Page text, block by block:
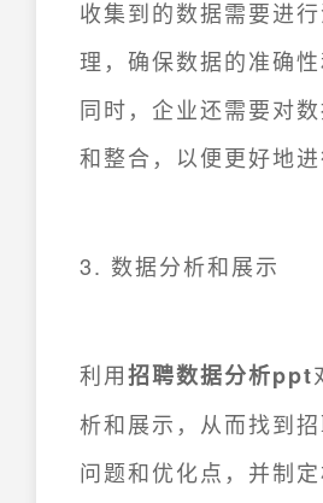
收集到的数据需要进
理，确保数据的准确性
同时，企业还需要对
和整合，以便更好地进
3. 数据分析和展示
利用招聘数据分析ppt
析和展示，从而找到
问题和优化点，并制